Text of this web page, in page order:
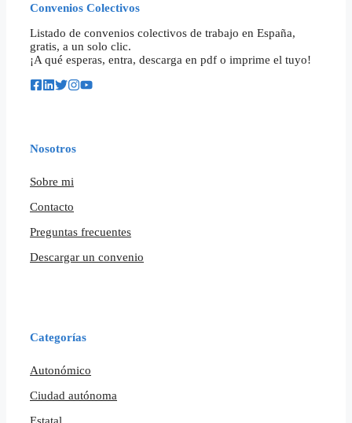
Convenios Colectivos
Listado de convenios colectivos de trabajo en España,
gratis, a un solo clic.
¡A qué esperas, entra, descarga en pdf o imprime el tuyo!
Nosotros
Sobre mi
Contacto
Preguntas frecuentes
Descargar un convenio
Categorías
Autonómico
Ciudad autónoma